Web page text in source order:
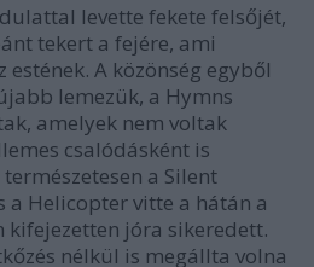
levette fekete felsőjét,
tekert a fejére, ami
A közönség egyből
lemezük, a Hymns
amelyek nem voltak
csalódásként is
a Silent
a Helicopter vitte a hátán a
kifejezetten jóra sikeredett.
nélkül is megállta volna